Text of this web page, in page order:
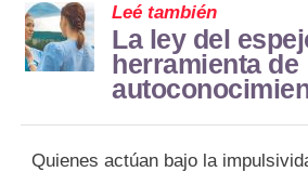
Leé también
La ley del
herramienta de
Quienes actúan bajo la